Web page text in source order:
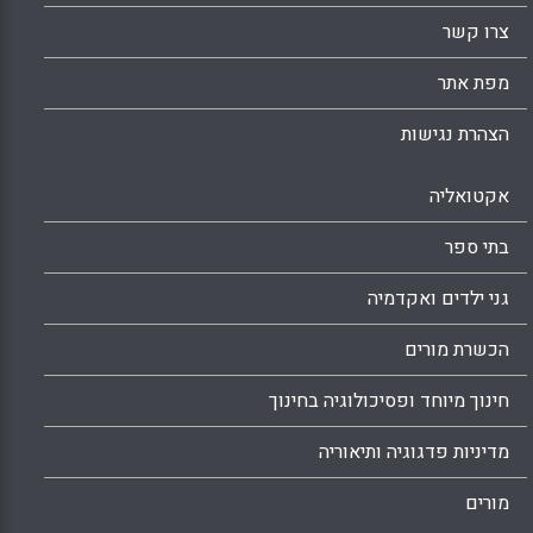
צרו קשר
מפת אתר
הצהרת נגישות
אקטואליה
בתי ספר
גני ילדים ואקדמיה
הכשרת מורים
חינוך מיוחד ופסיכולוגיה בחינוך
מדיניות פדגוגיה ותיאוריה
מורים